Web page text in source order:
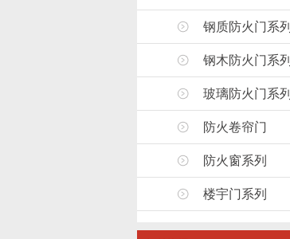
钢质防火门系列
钢木防火门系列
玻璃防火门系列
防火卷帘门
防火窗系列
楼宇门系列